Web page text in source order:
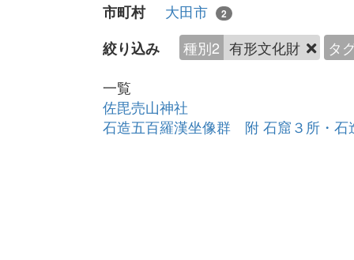
市町村
大田市 2
絞り込み 種別2 有形文化財
タ
一覧
佐毘売山神社
石造五百羅漢坐像群 附 石窟３所・石